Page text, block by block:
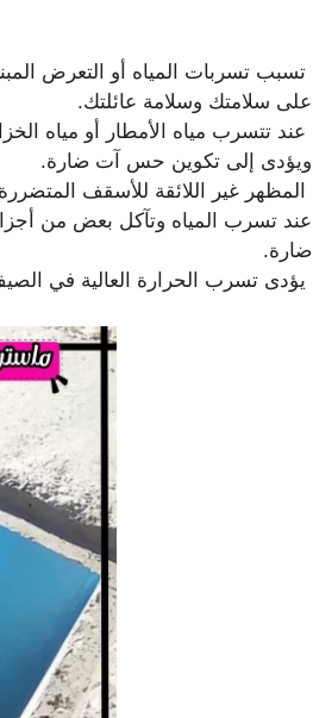
تسبب تسربات المياه أو التعرض
على سلامتك وسلامة عائلتك.
عند تتسرب مياه الأمطار أو مياه
ويؤدى إلى تكوين حس آت ضارة.
المظهر غير اللائقة للأسقف
عند تسرب المياه وتآكل بعض من
ضارة.
يؤدى تسرب الحرارة العالية في